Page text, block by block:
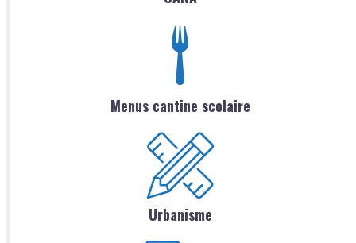
Menus cantine scolaire
Urbanisme